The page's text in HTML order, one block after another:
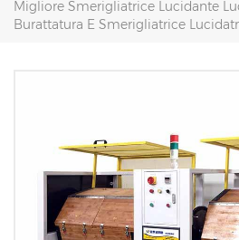
Migliore Smerigliatrice Lucidante
Burattatura E Smerigliatrice